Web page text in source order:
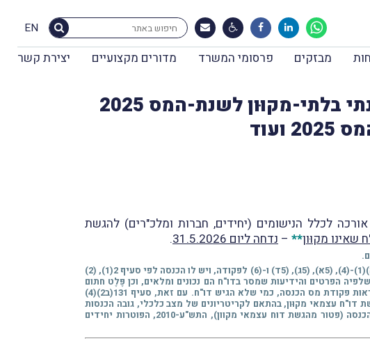
EN
מבזקים פרסומי המשרד מדורים מקצועיים יצירת קשר
וּנה סמנכ"ל בכיר מקצועית ברשות המיסים | הגשת דו"ח שנתי בלתי-מקוּון לשנת-המס 2025
לכלל הנישומים (יחידים, חברות ומלכ"רים) להגשת
שאינו מקוּון**
– נדחה ליום 31.5.2026 .
** סעיף 131(ב2) לפקודת מס הכנסה, שנוסף במסגרת תיקון 161, קובע, כי יחיד החייב בהגשת דו"ח מכוח הוראות סעיף 131(א)(1)-(4), (5א), (5ג), (5ד) ו-(6) לפקודה, ויש לו הכנסה לפי סעיף 2(1), (2)
הפרטים והידיעות שמסר בדו"ח הם נכונים ומלאים, וכן פֶּלֶט חתום
פקודת מס הכנסה, כמי שלא הגיש דו"ח. עם זאת,
סעיף 131(ב2)(4)
עצמאי מקוּון, בהתאם לקריטריונים של מצב כלכלי, גובה הכנסות
ומצב בריאותי, וכן מנימוקים מיוחדים אחרים, שייקָבעו בתקנות. מכוח אותו סעיף 131(ב2)(4) לפקודה, הותקנו תקנות מס הכנסה (פטור מהגשת דוח עצמאי מקוון), התש"ע-2010, הפוטרות יחידים